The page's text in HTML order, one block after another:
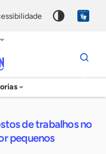
Dados
para
chave
de trabalhos no
pequenos